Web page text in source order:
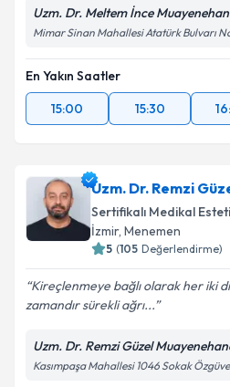
Uzm. Dr. Meltem İnce
Mimar Sinan Mahallesi Atatürk Bulvarı
En Yakın Saatler
15:00
15:30
Uzm. Dr. Remzi
Sertifikalı Medikal
İzmir, Menemen
5 (105 Değerlendirme)
Kireçlenmeye bağlı olarak her iki
zamandır sürekli ağrı...
Uzm. Dr. Remzi Güzel
Kasımpaşa Mahallesi 1046 Sokak